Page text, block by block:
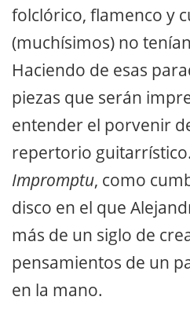
folclórico, flamenco y
(muchísimos) no
Haciendo de esas
piezas que serán
entender el porvenir
repertorio guitarrístico.
Impromptu, como
disco en el que
más de un siglo de
pensamientos de un
en la mano.